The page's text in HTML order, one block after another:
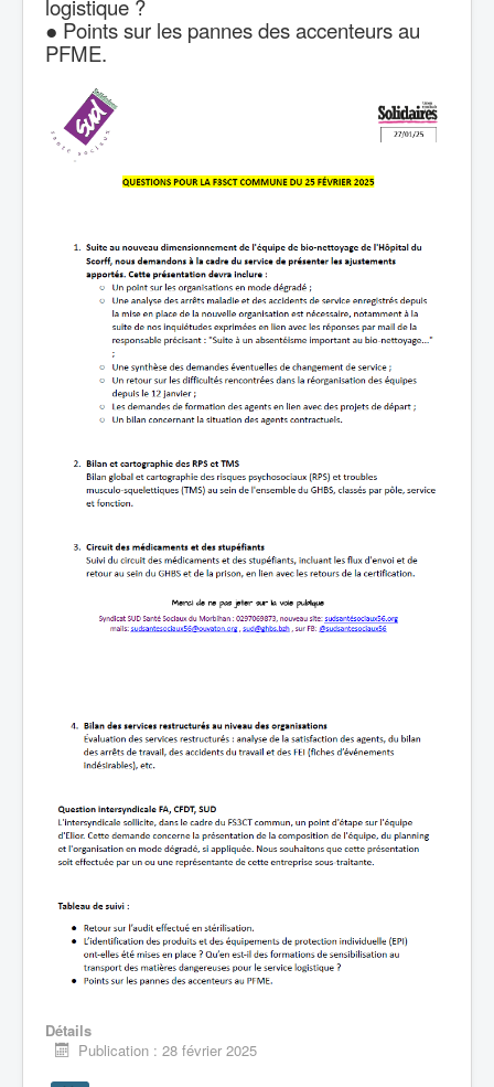
logistique ?
● Points sur les pannes des accenteurs au
PFME.
Détails
Publication : 28 février 2025